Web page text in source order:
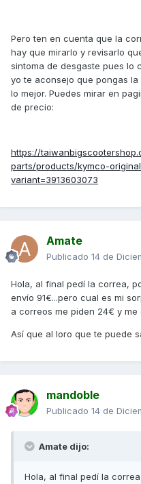
Pero ten en cuenta que la
hay que mirarlo y revisarlo
sintoma de desgaste pues lo
yo te aconsejo que pongas
lo mejor. Puedes mirar en
de precio:
https://
parts/products/kymco-
variant=3913603073
Amate
Publicado 14 de
Hola, al final pedí la correa,
envío 91€...pero cual es mi
a correos me piden 24€ y me
Así que al loro que te puede
mandoble
Publicado 14 de
Amate dijo:
Hola, al final pedí la